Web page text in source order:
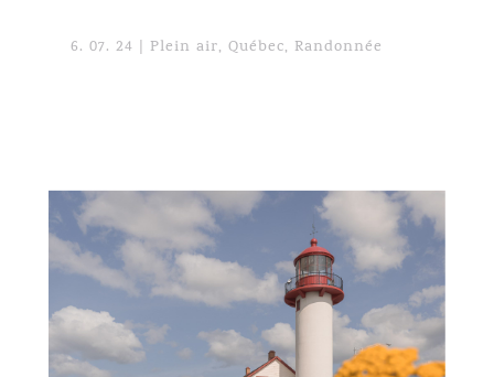
6. 07. 24 | Plein air, Québec, Randonnée